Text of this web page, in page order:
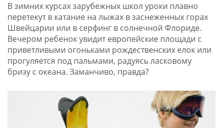
В зимних курсах зарубежных школ уроки плавно
перетекут в катание на лыжах в заснеженных горах
Швейцарии или в серфинг в солнечной Флориде.
Вечером ребенок увидит европейские площади с
приветливыми огоньками рождественских елок или
прогуляется под пальмами, радуясь ласковому
бризу с океана. Заманчиво, правда?